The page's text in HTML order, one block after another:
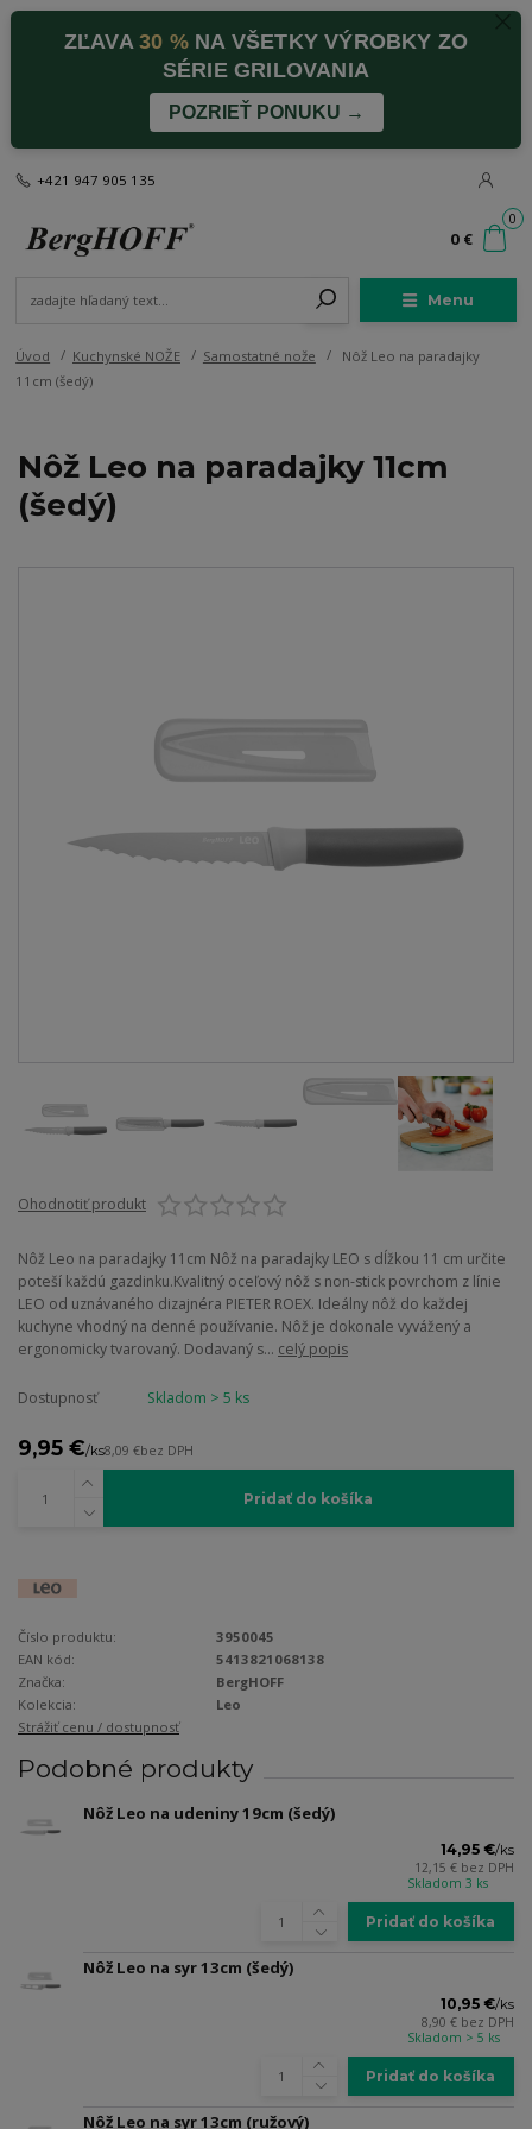
ZĽAVA30 %NA VŠETKY VÝROBKY ZO
SÉRIE GRILOVANIA
POZRIEŤ PONUKU →
Menu
+421 947 905 135
0
0 €
Úvod Kuchynské NOŽE Samostatné nože
Nôž Leo na paradajky
11cm (šedý)
Nôž Leo na paradajky 11cm
(šedý)
Ohodnotiť produkt
Nôž Leo na paradajky 11cm Nôž na paradajky LEO s dĺžkou 11 cm určite
poteší každú gazdinku.Kvalitný oceľový nôž s non-stick povrchom z línie
LEO od uznávaného dizajnéra PIETER ROEX. Ideálny nôž do každej
kuchyne vhodný na denné používanie. Nôž je dokonale vyvážený a
ergonomicky tvarovaný. Dodavaný s... celý popis
Dostupnosť Skladom > 5 ks
9,95 €/ks8,09 €bez DPH
Pridať do košíka
Číslo produktu:
3950045
EAN kód:
5413821068138
Značka:
BergHOFF
Kolekcia:
Leo
Strážiť cenu / dostupnosť
Podobné produkty
Nôž Leo na udeniny 19cm (šedý)
14,95 €/ks
12,15 € bez DPH
Skladom 3 ks
Pridať do košíka
Nôž Leo na syr 13cm (šedý)
10,95 €/ks
8,90 € bez DPH
Skladom > 5 ks
Pridať do košíka
Nôž Leo na syr 13cm (ružový)